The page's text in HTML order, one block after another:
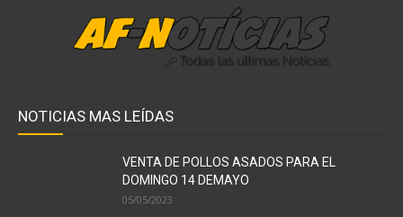
NOTICIAS MAS LEÍDAS
VENTA DE POLLOS ASADOS PARA EL
DOMINGO 14 DEMAYO
05/05/2023